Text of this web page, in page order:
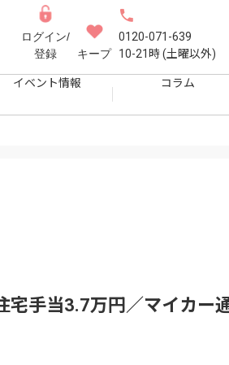
ログイン/
登録
キープ
0120-071-639
10-21時 (土曜以外)
イベント情報 コラム
手当3.7万円／マイカー